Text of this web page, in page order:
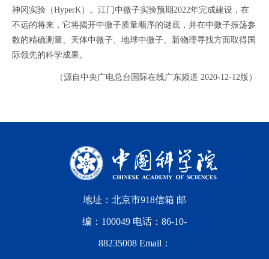
神冈实验（HyperK）。江门中微子实验预期2022年完成建设，在
不远的将来，它将揭开中微子质量顺序的谜底，并在中微子振荡参
数的精确测量、天体中微子、地球中微子、新物理寻找方面取得国
际领先的科学成果。
（源自中央广电总台国际在线广东频道 2020-12-12版）
地址：北京市918信箱 邮
编：100049 电话：86-10-
88235008 Email：